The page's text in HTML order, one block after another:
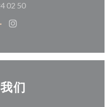
02 50
((在新窗口中打开))
Instagram ((在新窗口中
们